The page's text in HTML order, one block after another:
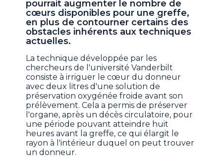
pourrait augmenter le nombre de
cœurs disponibles pour une greffe,
en plus de contourner certains des
obstacles inhérents aux techniques
actuelles.
La technique développée par les
chercheurs de l'université Vanderbilt
consiste à irriguer le cœur du donneur
avec deux litres d'une solution de
préservation oxygénée froide avant son
prélèvement. Cela a permis de préserver
l'organe, après un décès circulatoire, pour
une période pouvant atteindre huit
heures avant la greffe, ce qui élargit le
rayon à l'intérieur duquel on peut trouver
un donneur.